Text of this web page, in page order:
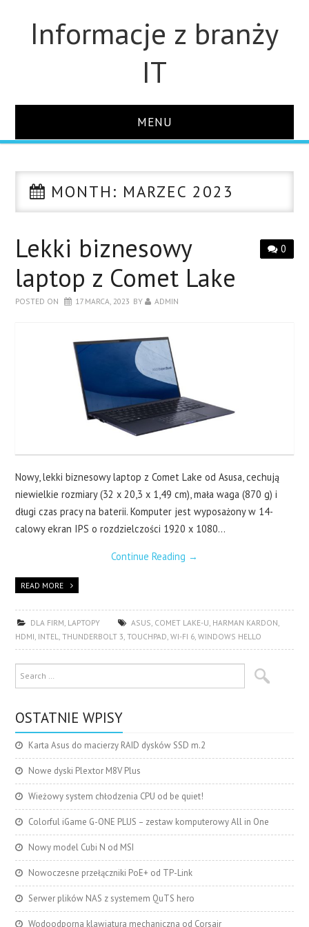
Informacje z branży
IT
MENU
DLA FIRM
MONITORY
MONTH: MARZEC 2023
0
Lekki biznesowy
laptop z Comet Lake
POSTED ON 17 MARCA, 2023 BY ADMIN
Nowy, lekki biznesowy laptop z Comet Lake od Asusa, cechują
niewielkie rozmiary (32 x 20,3 x 1,49 cm), mała waga (870 g) i
długi czas pracy na baterii. Komputer jest wyposażony w 14-
calowy ekran IPS o rozdzielczości 1920 x 1080…
Continue Reading →
READ MORE
DLA FIRM, LAPTOPY ASUS, COMET LAKE-U, HARMAN KARDON,
HDMI, INTEL,THUNDERBOLT 3,TOUCHPAD,WI-FI 6,WINDOWS HELLO
OSTATNIE WPISY
Karta Asus do macierzy RAID dysków SSD m.2
Nowe dyski Plextor M8V Plus
Wieżowy system chłodzenia CPU od be quiet!
Colorful iGame G-ONE PLUS – zestaw komputerowy All in One
Nowy model Cubi N od MSI
Nowoczesne przełączniki PoE+ od TP-Link
Serwer plików NAS z systemem QuTS hero
Wodoodporna klawiatura mechaniczna od Corsair